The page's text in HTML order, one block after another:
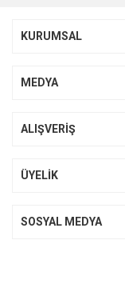
Görüş ve önerileriniz
Ürün resmi
Ürün bilgilerinde
KURUMSAL
MEDYA
ALIŞVERİŞ
ÜYELİK
SOSYAL MEDYA